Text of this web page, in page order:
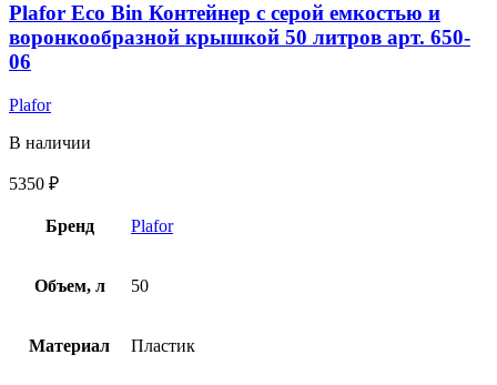
Plafor Eco Bin Контейнер с серой емкостью и
воронкообразной крышкой 50 литров арт. 650-
06
Plafor
В наличии
5350 ₽
Бренд Plafor
Объем, л 50
Материал Пластик